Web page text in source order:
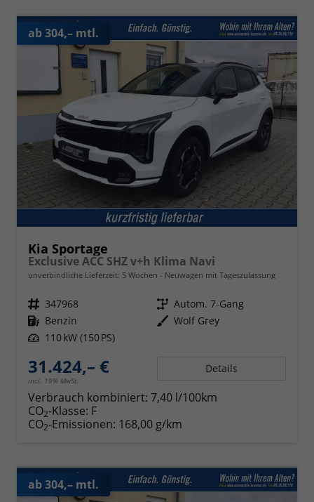
ab 304,– mtl.
Kia Sportage
Exclusive ACC SHZ v+h Klima Navi
unverbindliche Lieferzeit: 5 Wochen Neuwagen mit Tageszulassung
Fahrzeugnr. 347968 Getriebe Autom. 7-Gang
Kraftstoff Benzin Außenfarbe Wolf Grey
Leistung 110 kW (150 PS)
31.424,– €
incl. 19% MwSt.
Details
Verbrauch kombiniert: 7,40 l/100km
CO2-Klasse: F
CO2-Emissionen: 168,00 g/km
ab 304,– mtl.